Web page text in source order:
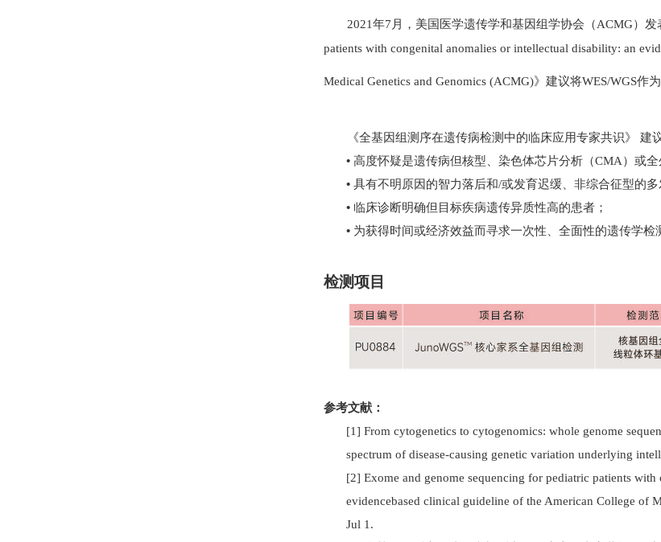
2021年7 月，美国医学遗传学和基因组学协会（ACMG）发
patients with congenital anomalies or intellectual disability: an
Medical Genetics and Genomics (ACMG)》建议将WES/WGS作为
《全基因组测序在遗传病检测中的临床应用专家共识》 建
• 高度怀疑是遗传病但核型、染色体芯片分析（CMA）或
• 具有不明原因的智力落后和/或发育迟缓、非综合征型的
• 临床诊断明确但目标疾病遗传异质性高的患者；
• 为获得时间或经济效益而寻求一次性、全面性的遗传学检
检测项目
参考文献：
[1] From cytogenetics to cytogenomics: whole genome
spectrum of disease-causing genetic variation underlying
[2] Exome and genome sequencing for pediatric patients
evidencebased clinical guideline of the American College of
Jul 1.